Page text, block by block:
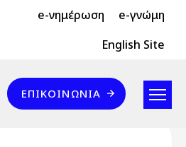
e-νημέρωση e-γνώμη
English Site
Επικοινωνία
ΕΠΙΚΟΙΝΩΝΊΑ